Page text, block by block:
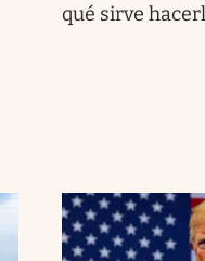
qué sirve